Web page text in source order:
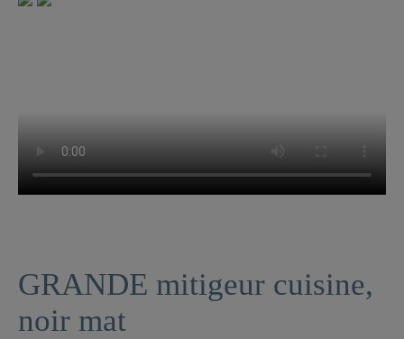
GRANDE mitigeur cuisine,
noir mat